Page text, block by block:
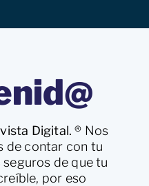
Digital. ® Nos
de contar con tu
de que tu
por eso